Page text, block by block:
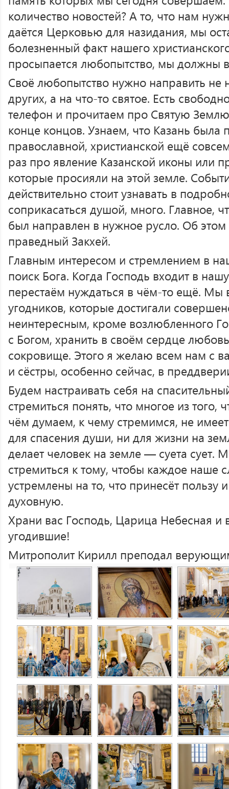
количество новостей? А то, что нам
даётся Церковью для назидания, мы
болезненный факт нашего
просыпается любопытство, мы должны
Своё любопытство нужно направить не
других, а на что-то святое. Есть
телефон и прочитаем про Святую
конце концов. Узнаем, что Казань
православной, христианской ещё
раз про явление Казанской иконы или
которые просияли на этой земле.
действительно стоит узнавать в
соприкасаться душой, много. Главное,
был направлен в нужное русло. Об
праведный Закхей.
Главным интересом и стремлением в
поиск Бога. Когда Господь входит в
перестаём нуждаться в чём-то ещё.
угодников, которые достигали
неинтересным, кроме возлюбленного
с Богом, хранить в своём сердце
сокровище. Этого я желаю всем нам с
и сёстры, особенно сейчас, в
Будем настраивать себя на
стремиться понять, что многое из
чём думаем, к чему стремимся, не
для спасения души, ни для жизни на
делает человек на земле — суета сует.
стремиться к тому, чтобы каждое наше
устремлены на то, что принесёт пользу
духовную.
Храни вас Господь, Царица Небесная и
угодившие!
Митрополит Кирилл преподал